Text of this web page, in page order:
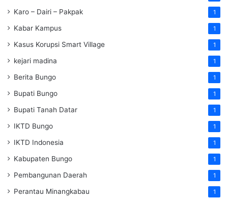
Karo – Dairi – Pakpak 1
Kabar Kampus 1
Kasus Korupsi Smart Village 1
kejari madina 1
Berita Bungo 1
Bupati Bungo 1
Bupati Tanah Datar 1
IKTD Bungo 1
IKTD Indonesia 1
Kabupaten Bungo 1
Pembangunan Daerah 1
Perantau Minangkabau 1